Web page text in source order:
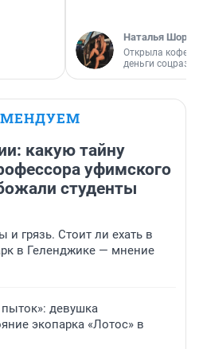
Наталья
Открыла
деньги
какую тайну
уфимского
студенты
и грязь. Стоит ли ехать в
в Геленджике — мнение
девушка
экопарка «Лотос» в